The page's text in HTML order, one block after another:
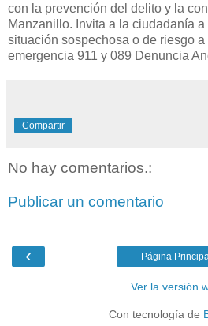
con la prevención del delito y la
Manzanillo. Invita a la ciudadanía
situación sospechosa o de riesgo
emergencia 911 y 089 Denuncia
Compartir
No hay comentarios.:
Publicar un comentario
‹ Página
Ver la versión
Con tecnología de